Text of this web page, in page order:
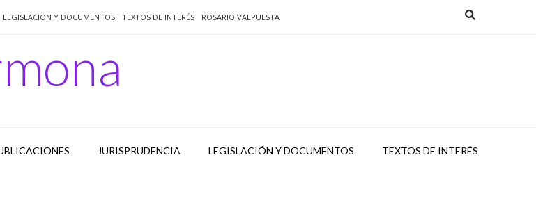
LEGISLACIÓN Y DOCUMENTOS TEXTOS DE INTERÉS ROSARIO VALPUESTA
JURISPRUDENCIA LEGISLACIÓN Y DOCUMENTOS TEXTOS DE INTERÉS